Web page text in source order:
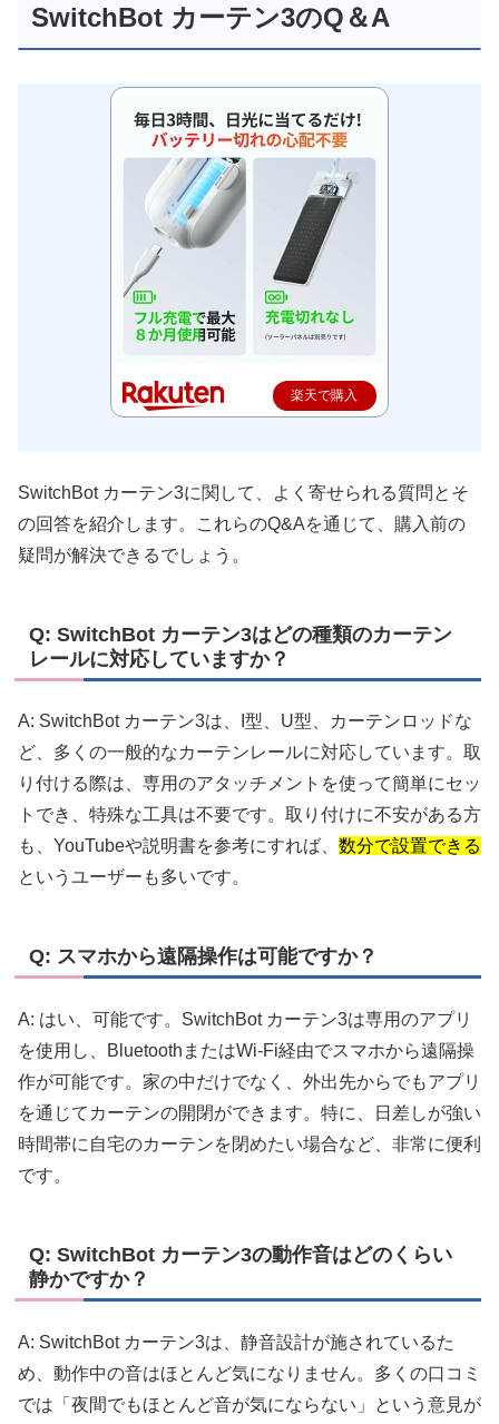
SwitchBot カーテン3のQ＆A
楽天で購入
SwitchBot カーテン3に関して、よく寄せられる質問とそ
の回答を紹介します。これらのQ&Aを通じて、購入前の
疑問が解決できるでしょう。
Q: SwitchBot カーテン3はどの種類のカーテン
レールに対応していますか？
A: SwitchBot カーテン3は、I型、U型、カーテンロッドな
ど、多くの一般的なカーテンレールに対応しています。取
り付ける際は、専用のアタッチメントを使って簡単にセッ
トでき、特殊な工具は不要です。取り付けに不安がある方
も、YouTubeや説明書を参考にすれば、 数分で設置できる
というユーザーも多いです。
Q: スマホから遠隔操作は可能ですか？
A: はい、可能です。SwitchBot カーテン3は専用のアプリ
を使用し、BluetoothまたはWi-Fi経由でスマホから遠隔操
作が可能です。家の中だけでなく、外出先からでもアプリ
を通じてカーテンの開閉ができます。特に、日差しが強い
時間帯に自宅のカーテンを閉めたい場合など、非常に便利
です。
Q: SwitchBot カーテン3の動作音はどのくらい
静かですか？
A: SwitchBot カーテン3は、静音設計が施されているた
め、動作中の音はほとんど気になりません。多くの口コミ
では「夜間でもほとんど音が気にならない」という意見が